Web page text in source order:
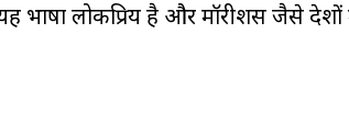
भाषा लोकप्रिय है और मॉरीशस जैसे देशों